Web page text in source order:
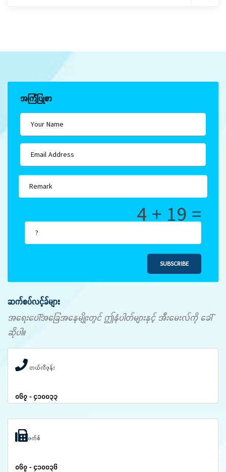
အကြံပြုစာ
4 + 19 =
SUBSCRIBE
ဆက်စပ်လင့်ခ်များ
အရေးပေါ်အခြေအနေမျိုးတွင် ဤနံပါတ်များနှင့် အီးမေးလ်ကို ခေါ်
ဆိုပါ။
တယ်လီဖုန်း
၀၆၇ - ၄၁၀၀၃၃
ဖက်စ်
၀၆၇ - ၄၁၀၀၃၆